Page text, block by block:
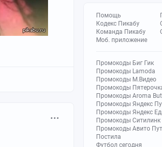
Помощь
Кодекс Пикабу
Команда Пикабу
Моб. приложение
Промокоды Биг Гик
Промокоды Lamoda
Промокоды М.Видео
Промокоды
Промокоды Aroma
Промокоды Яндекс
Промокоды Яндекс
Промокоды Ситилинк
Промокоды Авито
Постила
Футбол сегодня